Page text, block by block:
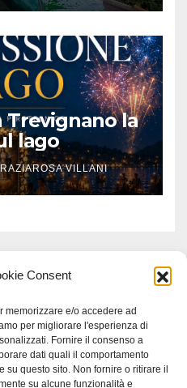
Consent
memorizzare e/o accedere ad
per migliorare l'esperienza di
Fornire il consenso a
dati quali il comportamento
questo sito. Non fornire o ritirare il
su alcune funzionalità e
Trevignano la
lago
VILLANI